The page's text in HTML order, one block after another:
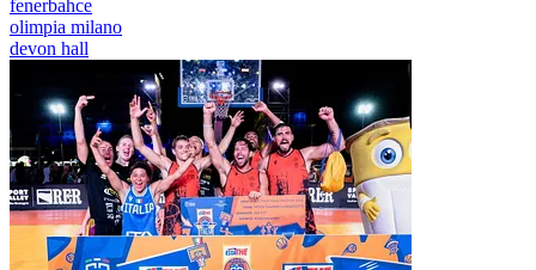
fenerbahce
olimpia milano
devon hall